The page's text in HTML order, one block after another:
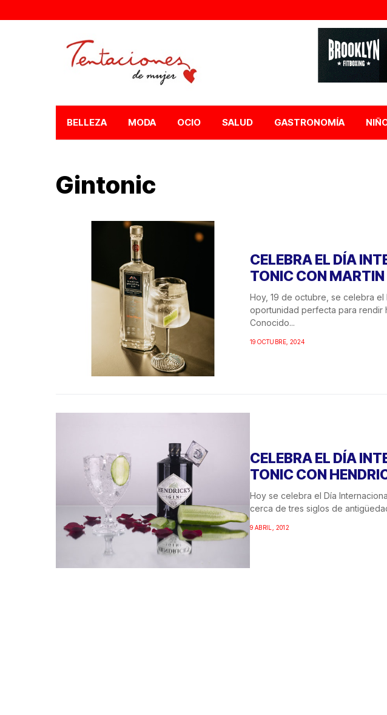
BELLEZA MODA OCIO SALUD GASTRONOMÍA
Gintonic
CELEBRA EL DÍA
TONIC CON MARTIN
Hoy, 19 de octubre, se celebra el
oportunidad perfecta para rendir
Conocido...
19 OCTUBRE, 2024
CELEBRA EL DÍA
TONIC CON
Hoy se celebra el Día
cerca de tres siglos de
9 ABRIL, 2012